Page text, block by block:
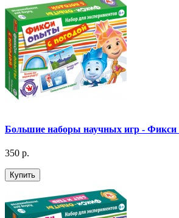
Большие наборы научных игр - Фикси
350 р.
Купить